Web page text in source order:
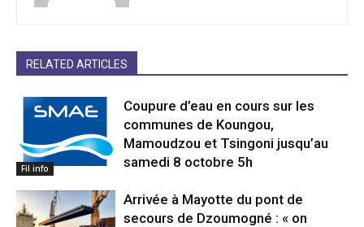
RELATED ARTICLES
Fil info
Coupure d’eau en cours sur les
communes de Koungou,
Mamoudzou et Tsingoni jusqu’au
samedi 8 octobre 5h
Arrivée à Mayotte du pont de
secours de Dzoumogné : « on